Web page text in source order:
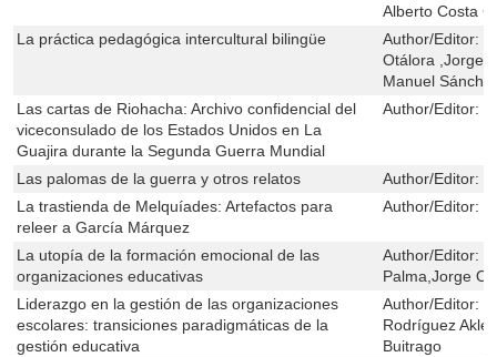
Alberto Costa
La práctica pedagógica intercultural bilingüe
Author/Editor:
Otálora ,Jorge
Manuel
Las cartas de Riohacha: Archivo confidencial del
viceconsulado de los Estados Unidos en La
Guajira durante la Segunda Guerra Mundial
Author/Editor:
Las palomas de la guerra y otros relatos Author/Editor:
La trastienda de Melquíades: Artefactos para
releer a García Márquez
Author/Editor:
La utopía de la formación emocional de las
organizaciones educativas
Author/Editor:
Palma,Jorge
Liderazgo en la gestión de las organizaciones
escolares: transiciones paradigmáticas de la
gestión educativa
Author/Editor:
Rodríguez
Buitrago